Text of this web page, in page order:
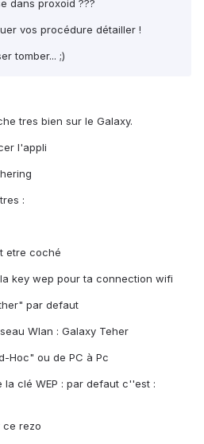
dans proxoid ???
vos procédure détailler !
tomber... ;)
tres bien sur le Galaxy.
l'appli
:
etre coché
key wep pour ta connection wifi
par defaut
Wlan : Galaxy Teher
Hoc" ou de PC à Pc
la clé WEP : par defaut c''est :
ce rezo